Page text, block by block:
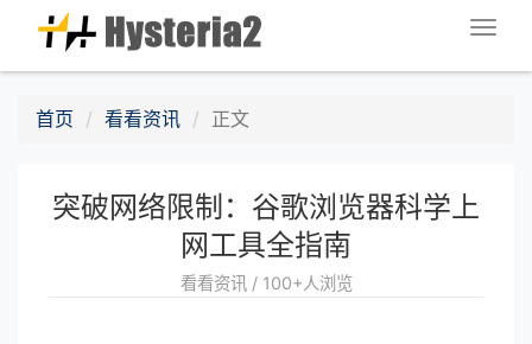
首页 看看资讯 正文
突破网络限制：谷歌浏览器科学上
网工具全指南
看看资讯 / 100+人浏览